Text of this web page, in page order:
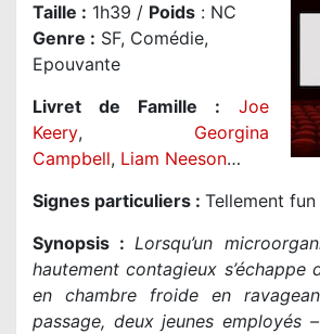
Taille : 1h39 / Poids : NC
Genre : SF, Comédie,
Epouvante
Livret de Famille :
Joe
Keery, Georgina
Campbell, Liam Neeson…
Signes particuliers : Tellement fun
Synopsis : Lorsqu’un
hautement contagieux s’échappe
en chambre froide en
passage, deux jeunes employés